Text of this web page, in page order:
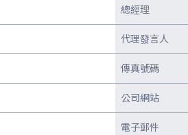
總經理
代理發言人
傳真號碼
公司網站
電子郵件